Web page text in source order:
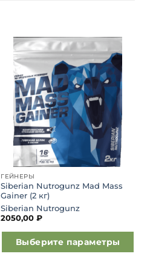
Добавить
в список
желаний
ГЕЙНЕРЫ
Siberian Nutrogunz Mad Mass
Gainer (2 кг)
Siberian Nutrogunz
2050,00₽
Выберите параметры